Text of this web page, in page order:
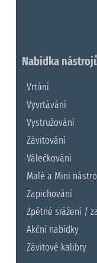
Nabídka
Vrtání
Vyvrtávání
Vystružování
Závitování
Válečkování
Malé a Mini
Zapichování
Zpětné srážení /
Akční nabídky
Závitové kalibry